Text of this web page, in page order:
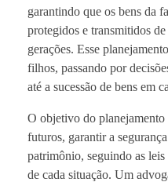
garantindo que os bens da
protegidos e transmitidos
gerações. Esse
filhos, passando por
até a sucessão de bens em
O objetivo do
futuros, garantir a
patrimônio, seguindo as
de cada situação. Um